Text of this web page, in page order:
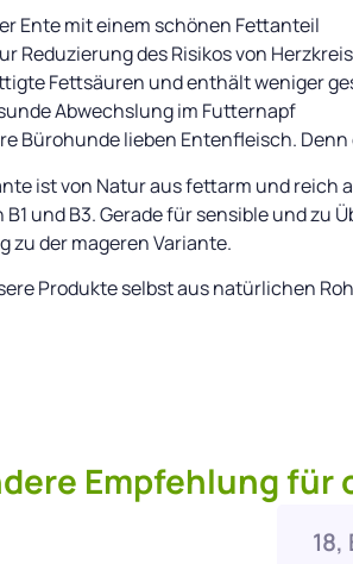
Ente mit einem schönen Fettanteil
Reduzierung des Risikos von
Fettsäuren und enthält weniger
Abwechslung im Futternapf
Bürohunde lieben Entenfleisch.
ist von Natur aus fettarm und
B1 und B3. Gerade für sensible und
zu der mageren Variante.
Produkte selbst aus natürlichen
Empfehlung für
18,